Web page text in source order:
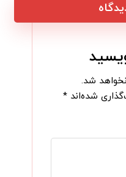
شد.
شده‌اند*